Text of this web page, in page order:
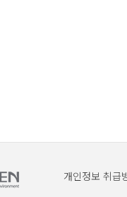
개인정보 취급